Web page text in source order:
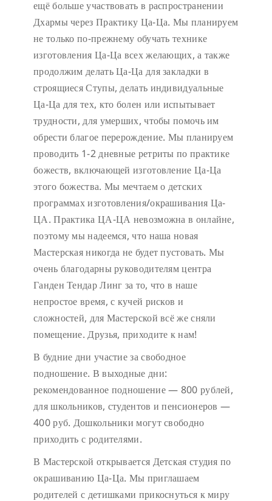
ещё больше участвовать в распространении
Дхармы через Практику Ца-Ца. Мы планируем
не только по-прежнему обучать технике
изготовления Ца-Ца всех желающих, а также
продолжим делать Ца-Ца для закладки в
строящиеся Ступы, делать индивидуальные
Ца-Ца для тех, кто болен или испытывает
трудности, для умерших, чтобы помочь им
обрести благое перерождение. Мы планируем
проводить 1-2 дневные ретриты по практике
божеств, включающей изготовление Ца-Ца
этого божества. Мы мечтаем о детских
программах изготовления/окрашивания Ца-
ЦА. Практика ЦА-ЦА невозможна в онлайне,
поэтому мы надеемся, что наша новая
Мастерская никогда не будет пустовать. Мы
очень благодарны руководителям центра
Ганден Тендар Линг за то, что в наше
непростое время, с кучей рисков и
сложностей, для Мастерской всё же сняли
помещение. Друзья, приходите к нам!
В будние дни участие за свободное
подношение. В выходные дни:
рекомендованное подношение — 800 рублей,
для школьников, студентов и пенсионеров —
400 руб. Дошкольники могут свободно
приходить с родителями.
В Мастерской открывается Детская студия по
окрашиванию Ца-Ца. Мы приглашаем
родителей с детишками прикоснуться к миру